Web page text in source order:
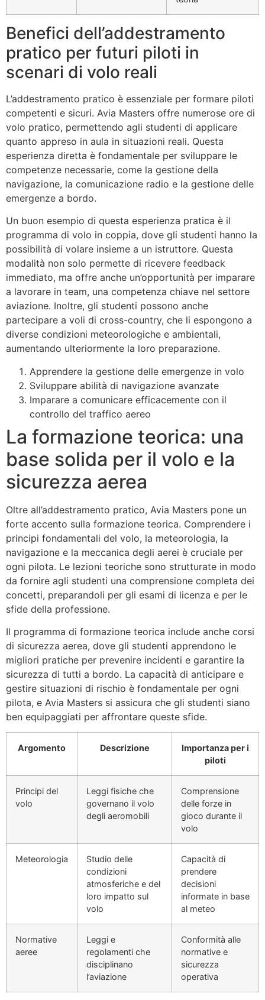
Benefici dell’addestramento
pratico per futuri piloti in
scenari di volo reali
L’addestramento pratico è essenziale per formare piloti
competenti e sicuri. Avia Masters offre numerose ore di
volo pratico, permettendo agli studenti di applicare
quanto appreso in aula in situazioni reali. Questa
esperienza diretta è fondamentale per sviluppare le
competenze necessarie, come la gestione della
navigazione, la comunicazione radio e la gestione delle
emergenze a bordo.
Un buon esempio di questa esperienza pratica è il
programma di volo in coppia, dove gli studenti hanno la
possibilità di volare insieme a un istruttore. Questa
modalità non solo permette di ricevere feedback
immediato, ma offre anche un’opportunità per imparare
a lavorare in team, una competenza chiave nel settore
aviazione. Inoltre, gli studenti possono anche
partecipare a voli di cross-country, che li espongono a
diverse condizioni meteorologiche e ambientali,
aumentando ulteriormente la loro preparazione.
Apprendere la gestione delle emergenze in volo
Sviluppare abilità di navigazione avanzate
Imparare a comunicare efficacemente con il
controllo del traffico aereo
La formazione teorica: una
base solida per il volo e la
sicurezza aerea
Oltre all’addestramento pratico, Avia Masters pone un
forte accento sulla formazione teorica. Comprendere i
principi fondamentali del volo, la meteorologia, la
navigazione e la meccanica degli aerei è cruciale per
ogni pilota. Le lezioni teoriche sono strutturate in modo
da fornire agli studenti una comprensione completa dei
concetti, preparandoli per gli esami di licenza e per le
sfide della professione.
Il programma di formazione teorica include anche corsi
di sicurezza aerea, dove gli studenti apprendono le
migliori pratiche per prevenire incidenti e garantire la
sicurezza di tutti a bordo. La capacità di anticipare e
gestire situazioni di rischio è fondamentale per ogni
pilota, e Avia Masters si assicura che gli studenti siano
ben equipaggiati per affrontare queste sfide.
Argomento Descrizione
Importanza per i
piloti
Principi del
volo
Leggi fisiche che
governano il volo
degli aeromobili
Comprensione
delle forze in
gioco durante il
volo
Meteorologia
Studio delle
condizioni
atmosferiche e del
loro impatto sul
volo
Capacità di
prendere
decisioni
informate in base
al meteo
Normative
aeree
Leggi e
regolamenti che
disciplinano
l’aviazione
Conformità alle
normative e
sicurezza
operativa